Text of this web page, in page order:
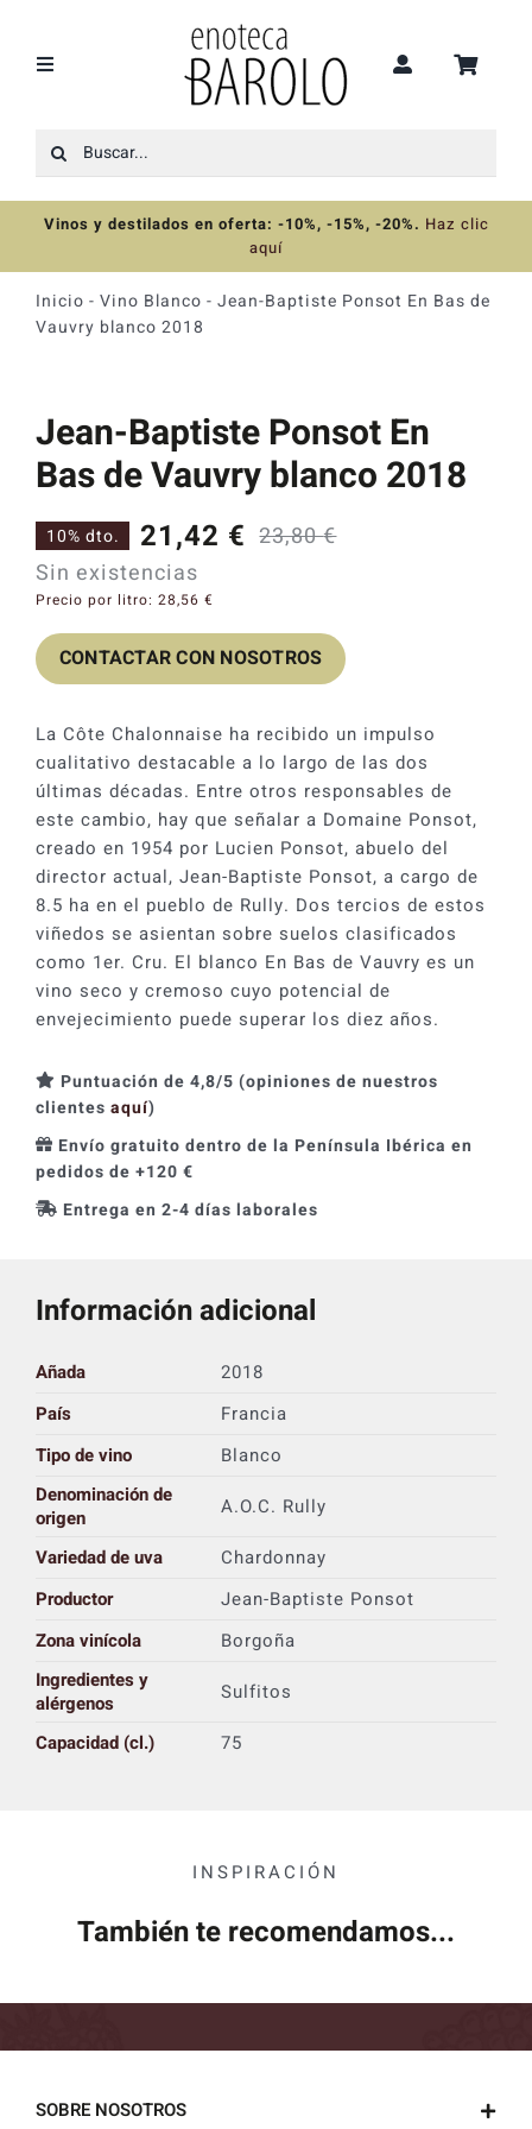
contenido
Toggle
Recomendaciones
Ofertas
Colecciones
Destilados
Catas y Actividades
Buscar:
Vinos y destilados en oferta: -10%, -15%, -20%. Haz clic
aquí
Inicio - Vino Blanco - Jean-Baptiste Ponsot En Bas de
Vauvry blanco 2018
Jean-Baptiste Ponsot En
Bas de Vauvry blanco 2018
23,80€
original
era:
23,80 €.
21,42 €
actual
es:
21,42 €.
10% dto.
Sin existencias
Precio por litro: 28,56 €
CONTACTAR CON NOSOTROS
La Côte Chalonnaise ha recibido un impulso
cualitativo destacable a lo largo de las dos
últimas décadas. Entre otros responsables de
este cambio, hay que señalar a Domaine Ponsot,
creado en 1954 por Lucien Ponsot, abuelo del
director actual, Jean-Baptiste Ponsot, a cargo de
8.5 ha en el pueblo de Rully. Dos tercios de estos
viñedos se asientan sobre suelos clasificados
como 1er. Cru. El blanco En Bas de Vauvry es un
vino seco y cremoso cuyo potencial de
envejecimiento puede superar los diez años.
Puntuación de 4,8/5 (opiniones de nuestros
clientes aquí)
Envío gratuito dentro de la Península Ibérica en
pedidos de +120 €
Entrega en 2-4 días laborales
Información adicional
Añada
2018
País
Francia
Tipo de vino
Blanco
Denominación de
origen
A.O.C. Rully
Variedad de uva
Chardonnay
Productor
Jean-Baptiste Ponsot
Zona vinícola
Borgoña
Ingredientes y
alérgenos
Sulfitos
Capacidad (cl.)
75
INSPIRACIÓN
También te recomendamos...
SOBRE NOSOTROS